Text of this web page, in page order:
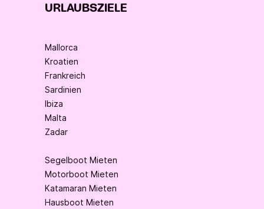
URLAUBSZIELE
Mallorca
Kroatien
Frankreich
Sardinien
Ibiza
Malta
Zadar
Segelboot Mieten
Motorboot Mieten
Katamaran Mieten
Hausboot Mieten